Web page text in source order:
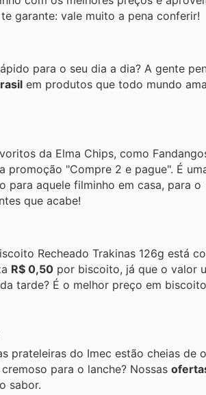
garante: vale muito a pena conferir!
para o seu dia a dia? A gente
em produtos que todo mundo
da Elma Chips, como
"Compre 2 e pague". É
aquele filminho em casa, para o
que acabe!
Recheado Trakinas 126g está
R$ 0,50 por biscoito, já que o valor
tarde? É o melhor preço em
prateleiras do Imec estão cheias de
para o lanche? Nossas
sabor.